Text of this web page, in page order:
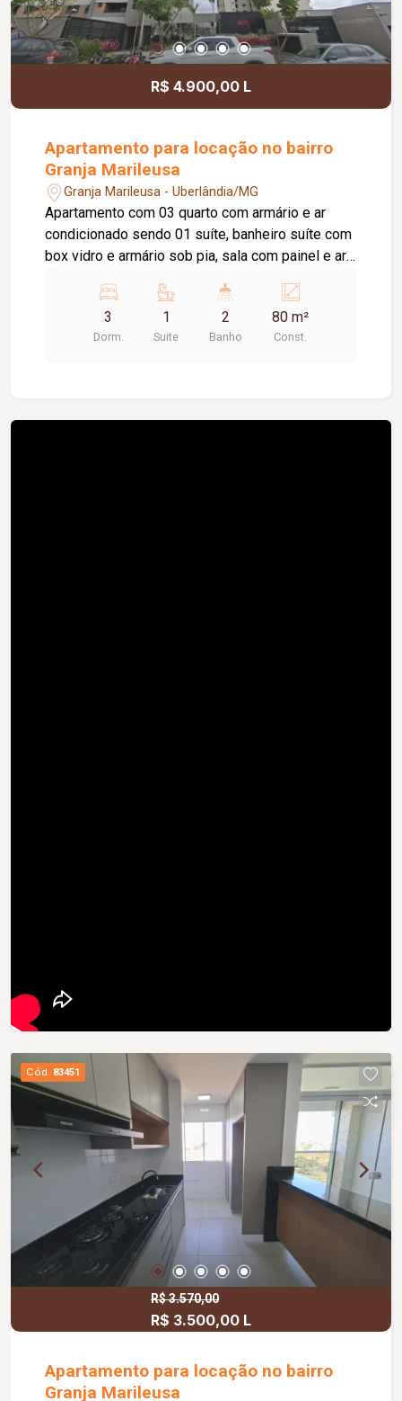
R$ 4.900,00 L
Apartamento para locação no bairro
Granja Marileusa
Granja Marileusa - Uberlândia/MG
Apartamento com 03 quarto com armário e ar
condicionado sendo 01 suíte, banheiro suíte com
box vidro e armário sob pia, sala com painel e ar
armário e cooktop, área de serviço, 01 banheiro
social com box vidro e armário sob pia, elevador,
02 vaga de garagem, portaria 24 horas, piscina,
3
Dorm.
1
Suite
2
Banho
80 m²
Const.
Cód. 83451
R$ 3.570,00
R$ 3.500,00 L
Apartamento para locação no bairro
Granja Marileusa